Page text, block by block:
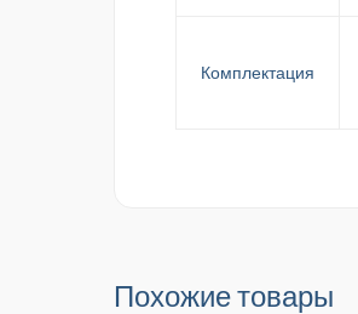
Комплектация
Похожие товары